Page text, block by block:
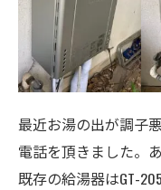
最近お湯の出が調子
電話を頂きました。
既存の給湯器はGT-